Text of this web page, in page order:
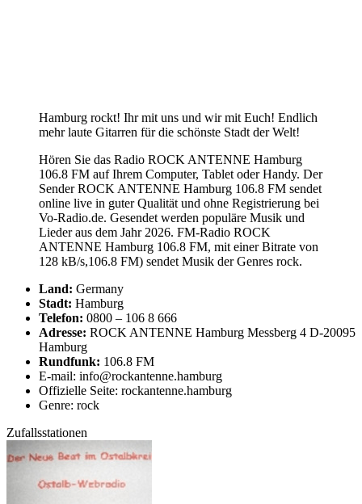
Hamburg rockt! Ihr mit uns und wir mit Euch! Endlich
mehr laute Gitarren für die schönste Stadt der Welt!
Hören Sie das Radio ROCK ANTENNE Hamburg
106.8 FM auf Ihrem Computer, Tablet oder Handy. Der
Sender ROCK ANTENNE Hamburg 106.8 FM sendet
online live in guter Qualität und ohne Registrierung bei
Vo-Radio.de. Gesendet werden populäre Musik und
Lieder aus dem Jahr 2026. FM-Radio ROCK
ANTENNE Hamburg 106.8 FM, mit einer Bitrate von
128 kB/s,106.8 FM) sendet Musik der Genres rock.
Land: Germany
Stadt: Hamburg
Telefon: 0800 – 106 8 666
Adresse: ROCK ANTENNE Hamburg Messberg 4 D-20095
Hamburg
Rundfunk: 106.8 FM
E-mail: info@rockantenne.hamburg
Offizielle Seite: rockantenne.hamburg
Genre: rock
Zufallsstationen